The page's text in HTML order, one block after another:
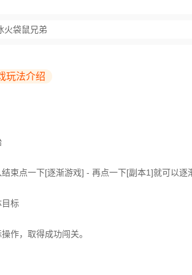
玩法介绍
束点一下[逐渐游戏] - 再点一下[副本1]就可以逐
目标
作，取得成功闯关。